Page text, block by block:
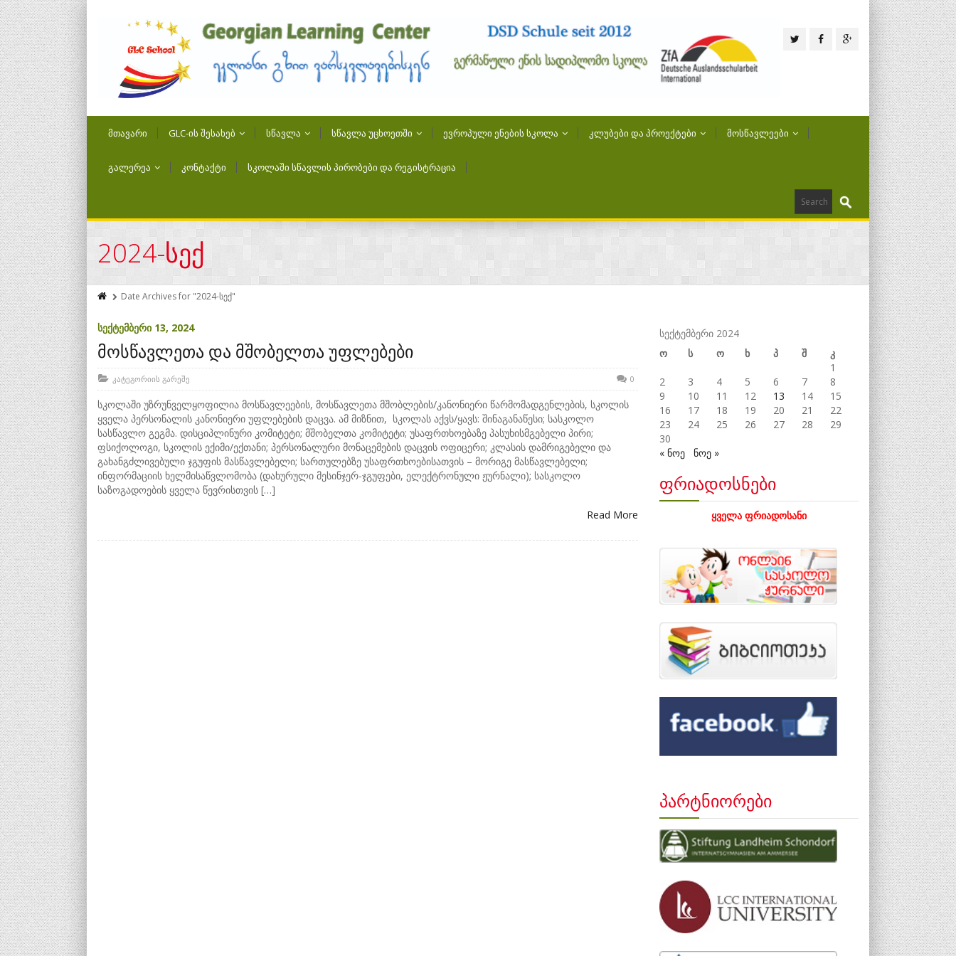
ᲛᲗᲐᲕᲐᲠᲘ GLC-ᲘᲡ ᲨᲔᲡᲐᲮᲔᲑ ᲡᲬᲐᲕᲚᲐ ᲡᲬᲐᲕᲚᲐ ᲣᲪᲮᲝᲔᲗᲨᲘ ᲔᲕᲠᲝᲞᲣᲚᲘ ᲔᲜᲔᲑᲘᲡ ᲡᲙᲝᲚᲐ ᲙᲚᲣᲑᲔᲑᲘ ᲓᲐ ᲞᲠᲝᲔᲥᲢᲔᲑᲘ ᲛᲝᲡᲬᲐᲕᲚᲔᲔᲑᲘ
ᲒᲐᲚᲔᲠᲔᲐ ᲙᲝᲜᲢᲐᲥᲢᲘ ᲡᲙᲝᲚᲐᲨᲘ ᲡᲬᲐᲕᲚᲘᲡ ᲞᲘᲠᲝᲑᲔᲑᲘ ᲓᲐ ᲠᲔᲒᲘᲡᲢᲠᲐᲪᲘᲐ
2024-სექ
Date Archives for "2024-სექ"
სექტემბერი 13, 2024
მოსწავლეთა და მშობელთა უფლებები
კატეგორიის გარეშე 0
სკოლაში უზრუნველყოფილია მოსწავლეების, მოსწავლეთა მშობლების/კანონიერი წარმომადგენლების, სკოლის
ყველა პერსონალის კანონიერი უფლებების დაცვა. ამ მიზნით, სკოლას აქვს/ყავს: შინაგანაწესი; სასკოლო
სასწავლო გეგმა. დისციპლინური კომიტეტი; მშობელთა კომიტეტი; უსაფრთხოებაზე პასუხისმგებელი პირი;
ფსიქოლოგი, სკოლის ექიმი/ექთანი; პერსონალური მონაცემების დაცვის ოფიცერი; კლასის დამრიგებელი და
გახანგძლივებული ჯგუფის მასწავლებელი; სართულებზე უსაფრთხოებისათვის – მორიგე მასწავლებელი;
ინფორმაციის ხელმისაწვლომობა (დახურული მესინჯერ-ჯგუფები, ელექტრონული ჟურნალი); სასკოლო
საზოგადოების ყველა წევრისთვის […]
Read More
სექტემბერი 2024
ო
ს ო ხ პ შ
კ
1
2
3 4 5 6 7
8
9
10 11 12 13 14
15
16
17 18 19 20 21
22
23
24 25 26 27 28
29
30
« ნოე
ნოე »
ფრიადოსნები
ყველა ფრიადოსანი
პარტნიორები